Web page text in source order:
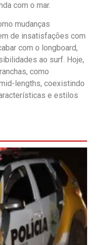
com o mar.
mudanças
de insatisfações com
com o longboard,
ao surf. Hoje,
como
lengths, coexistindo
e estilos